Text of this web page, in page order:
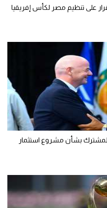
على تنظيم مصر لكأس إفريقيا
المشترك بشأن مشروع استثمار